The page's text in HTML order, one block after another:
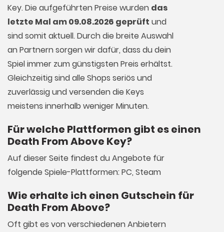
Key. Die aufgeführten Preise wurden das
letzte Mal am 09.08.2026 geprüft und
sind somit aktuell. Durch die breite Auswahl
an Partnern sorgen wir dafür, dass du dein
Spiel immer zum günstigsten Preis erhältst.
Gleichzeitig sind alle Shops seriös und
zuverlässig und versenden die Keys
meistens innerhalb weniger Minuten.
Für welche Plattformen gibt es einen
Death From Above Key?
Auf dieser Seite findest du Angebote für
folgende Spiele-Plattformen: PC, Steam
Wie erhalte ich einen Gutschein für
Death From Above?
Oft gibt es von verschiedenen Anbietern